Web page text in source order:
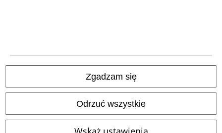
Zgadzam się
Odrzuć wszystkie
© 1986-2026 E.M.P. Merchandising HGmbH